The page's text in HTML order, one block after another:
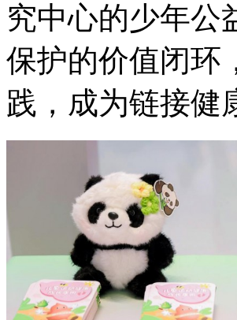
究中心的少年公
保护的价值闭环
践，成为链接健